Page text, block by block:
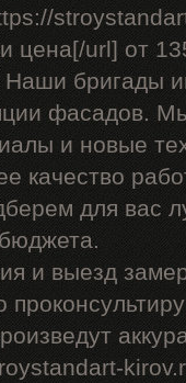
цена[/url] от
Наши бригады
фасадов.
и новые
качество
для вас
и выезд